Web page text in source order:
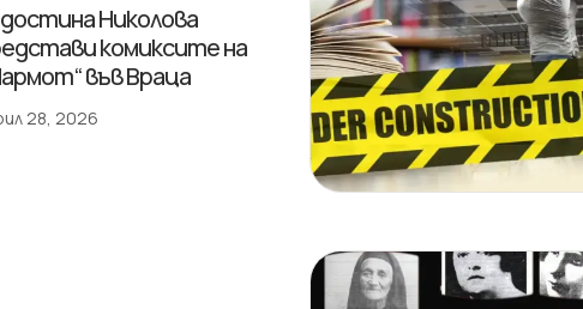
Николова
комиксите на
във Враца
28, 2026